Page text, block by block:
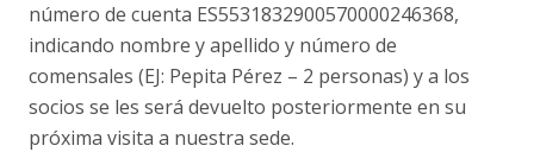
número de cuenta ES5531832900570000246368,
indicando nombre y apellido y número de
comensales (EJ: Pepita Pérez – 2 personas) y a los
socios se les será devuelto posteriormente en su
próxima visita a nuestra sede.